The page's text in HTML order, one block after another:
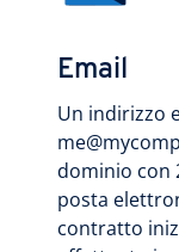
Email
Un indirizzo
dominio con
posta
contratto